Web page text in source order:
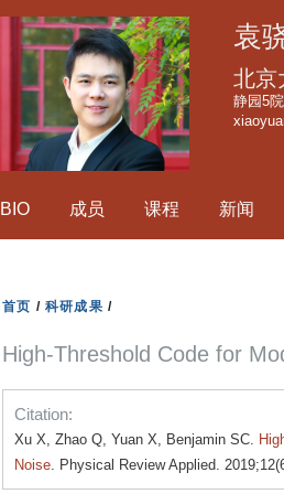
袁
北京
静园5
BIO 成员 课程 新闻
首页 / 科研成果 /
High-Threshold Code for
Citation:
Xu X, Zhao Q, Yuan X, Benjamin SC.
Noise . Physical Review Applied.